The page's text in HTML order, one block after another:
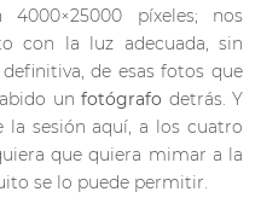
píxeles; nos
con la luz adecuada, sin
de esas fotos que
unfotógrafo detrás. Y
sesión aquí, a los cuatro
que quiera mimar a la
se lo puede permitir.